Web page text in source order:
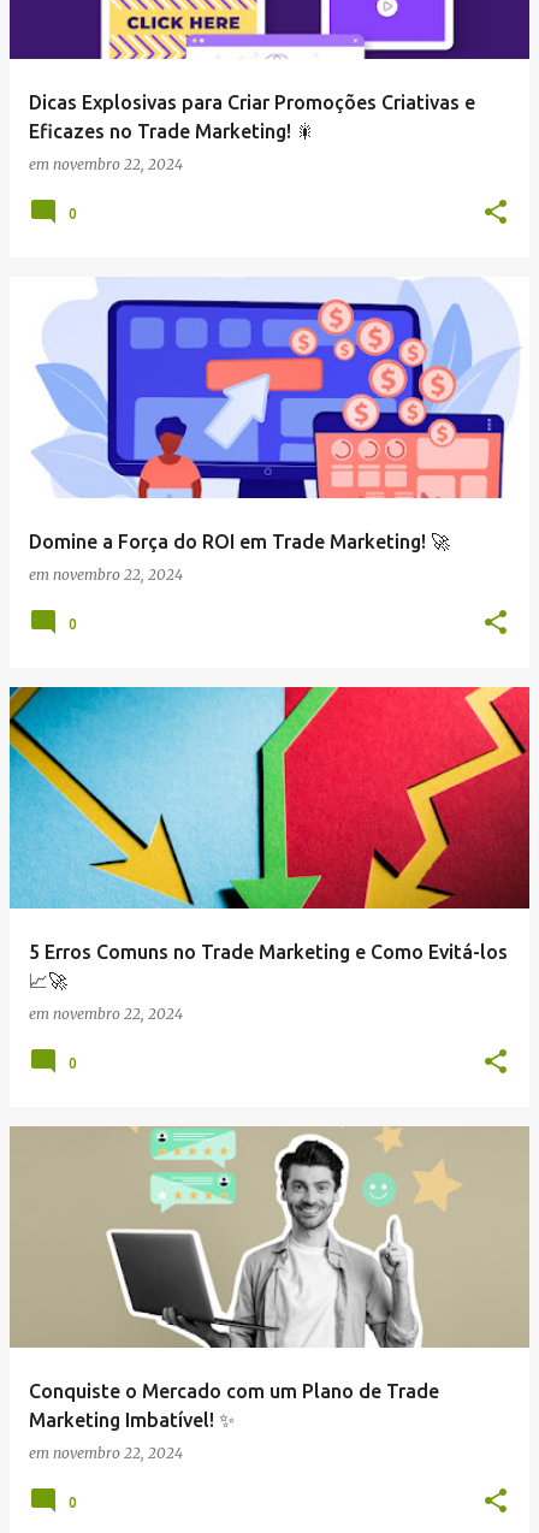
Dicas Explosivas para Criar Promoções Criativas e
Eficazes no Trade Marketing! 🎇
em novembro 22, 2024
0
Domine a Força do ROI em Trade Marketing! 🚀
em novembro 22, 2024
0
5 Erros Comuns no Trade Marketing e Como Evitá-los
📈🚀
em novembro 22, 2024
0
Conquiste o Mercado com um Plano de Trade
Marketing Imbatível! ✨
em novembro 22, 2024
0